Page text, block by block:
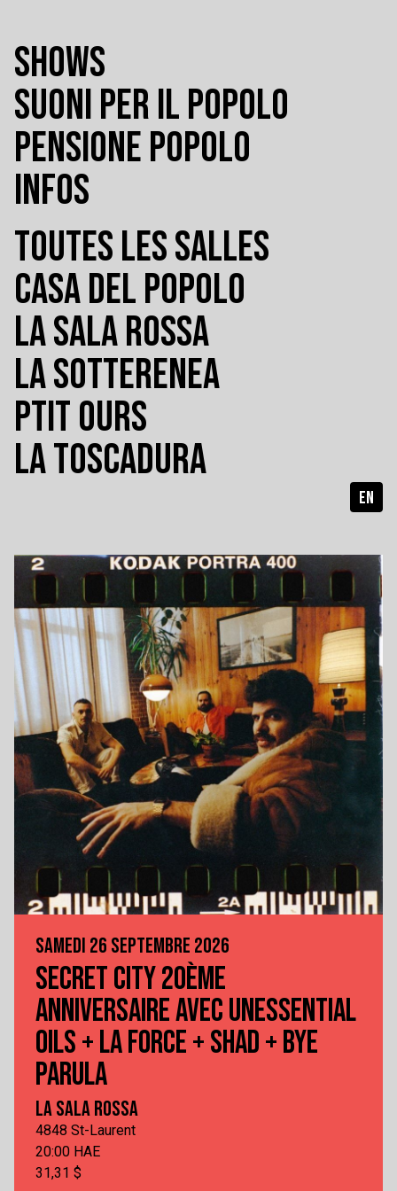
SHOWS
SUONI PER IL POPOLO
PENSIONE POPOLO
INFOS
TOUTES LES SALLES
CASA DEL POPOLO
LA SALA ROSSA
LA SOTTERENEA
PTIT OURS
LA TOSCADURA
EN
SAMEDI 26 SEPTEMBRE 2026
SECRET CITY 20ÈME
ANNIVERSAIRE AVEC UNESSENTIAL
OILS + LA FORCE + SHAD + BYE
PARULA
LA SALA ROSSA
4848 St-Laurent
20:00 HAE
31,31 $